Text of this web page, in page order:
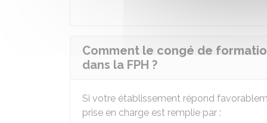
Comment le congé de
dans la FPH ?
Si votre établissement répond
prise en charge est remplie par :